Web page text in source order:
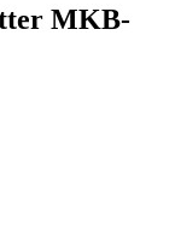
MKB-